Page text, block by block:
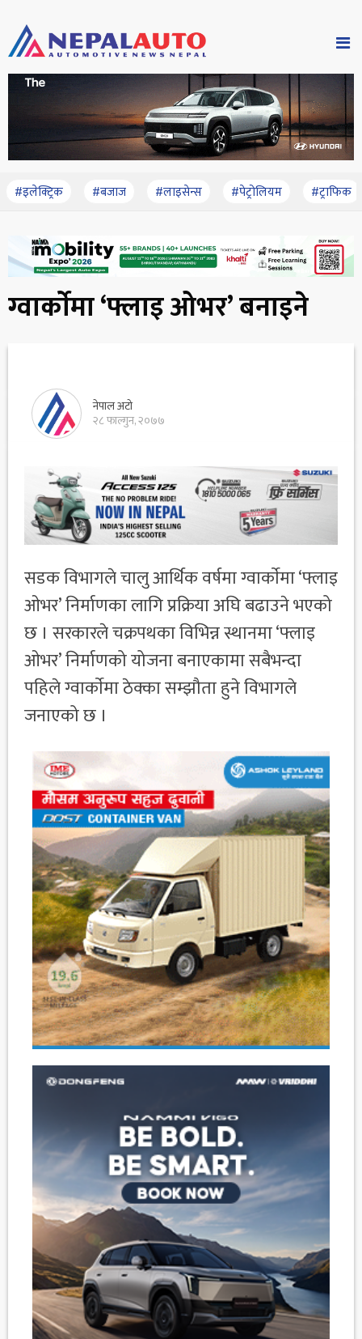
#इलेक्ट्रिक #बजाज #लाइसेन्स #पेट्रोलियम #ट्राफिक
ग्वार्काेमा ‘फ्लाइ ओभर’ बनाइने
नेपाल अटो
२८ फाल्गुन, २०७७
सडक विभागले चालु आर्थिक वर्षमा ग्वार्काेमा ‘फ्लाइ
ओभर’ निर्माणका लागि प्रक्रिया अघि बढाउने भएको
छ । सरकारले चक्रपथका विभिन्न स्थानमा ‘फ्लाइ
ओभर’ निर्माणको योजना बनाएकामा सबैभन्दा
पहिले ग्वार्काेमा ठेक्का सम्झौता हुने विभागले
जनाएको छ ।